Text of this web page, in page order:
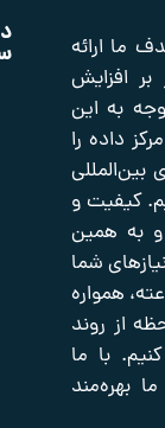
دسترسی
سریع
محصولات
محصولات
اعتماد
صفحه
اصلی
فروشگاه
درباره
ما
تماس
با
ما
بانک
مقالات
اکتیو
شبکه
تایم
سرور
پسیو
شبکه
حفاظت
پیرامونی